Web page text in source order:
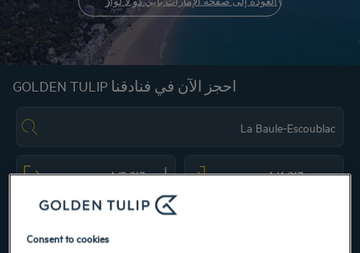
احجز الآن في فنادقنا GOLDEN TULIP
the question mark key to get the keyboard shortcuts for changing dates.
keyboard shortcuts for changing dates.
Consent to cookies